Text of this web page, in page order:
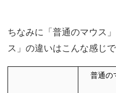
ちなみに「普通のマウス
ス」の違いはこんな感じで
普通の